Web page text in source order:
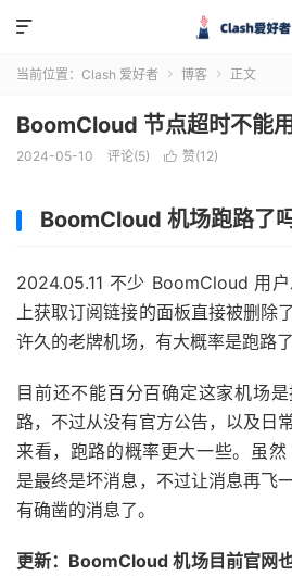

当前位置： Clash 爱好者  博客  正文
BoomCloud 节点超时不能
2024-05-10 评论(5)  赞(12)
BoomCloud 机场跑路了吗
2024.05.11 不少 BoomCloud 用
上获取订阅链接的面板直接被删除
许久的老牌机场，有大概率是跑路了
目前还不能百分百确定这家机场
路，不过从没有官方公告，以及日
来看，跑路的概率更大一些。虽
是最终是坏消息，不过让消息再飞
有确凿的消息了。
更新：BoomCloud 机场目前官网